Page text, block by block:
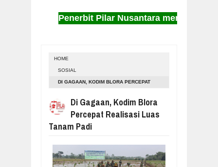
Penerbit Pilar Nusantara menerima
HOME
SOSIAL
DI GAGAAN, KODIM BLORA PERCEPAT
Di Gagaan, Kodim Blora
Percepat Realisasi Luas
Tanam Padi